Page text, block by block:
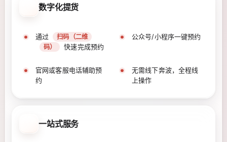
数字化提货
通过
扫码（二维
码）
快速完成预约
公众号/小程序一键预约
官网或客服电话辅助预
约
无需线下奔波，全程线
上操作
一站式服务